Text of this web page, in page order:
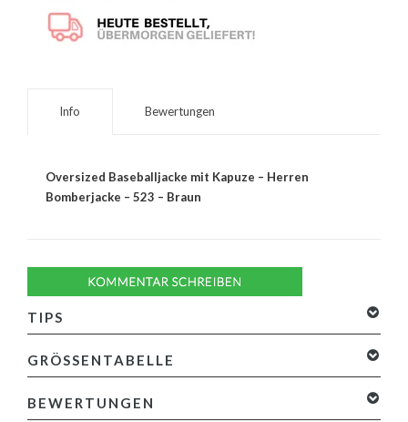
Info Bewertungen
Oversized Baseballjacke mit Kapuze – Herren
Bomberjacke – 523 – Braun
TIPS
GRÖSSENTABELLE
BEWERTUNGEN